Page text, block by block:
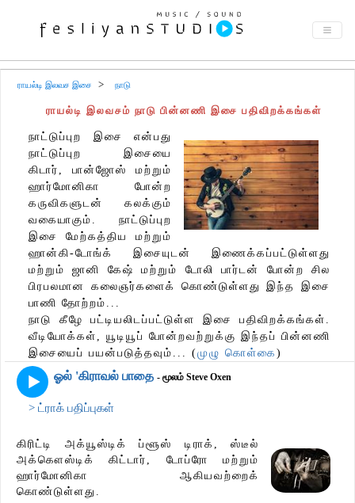
ராயல்டி இலவச இசை நாடு
ராயல்டி இலவசம் நாடு பின்னணி இசை பதிவிறக்கங்கள்
நாட்டுப்புற இசை என்பது
நாட்டுப்புற இசையை
கிடார், பான்ஜோஸ் மற்றும்
ஹார்மோனிகா போன்ற
கருவிகளுடன் கலக்கும்
வகையாகும். நாட்டுப்புற
இசை மேற்கத்திய மற்றும்
ஹான்கி-டோங்க் இசையுடன் இணைக்கப்பட்டுள்ளது
மற்றும் ஜானி கேஷ் மற்றும் டோலி பார்டன் போன்ற சில
பிரபலமான கலைஞர்களைக் கொண்டுள்ளது இந்த இசை
பாணி தோற்றம்...
நாடு கீழே பட்டியலிடப்பட்டுள்ள இசை பதிவிறக்கங்கள்.
வீடியோக்கள், யூடியூப் போன்றவற்றுக்கு இந்தப் பின்னணி
இசையைப் பயன்படுத்தவும்... (முழு கொள்கை )
ஓல் 'கிராவல் பாதை - மூலம் Steve Oxen
> ட்ராக் பதிப்புகள்
கிரிட்டி அக்யூஸ்டிக் ப்ளூஸ் டிராக், ஸ்டீல்
அக்கௌஸ்டிக் கிட்டார், டோப்ரோ மற்றும்
ஹார்மோனிகா ஆகியவற்றைக்
கொண்டுள்ளது.